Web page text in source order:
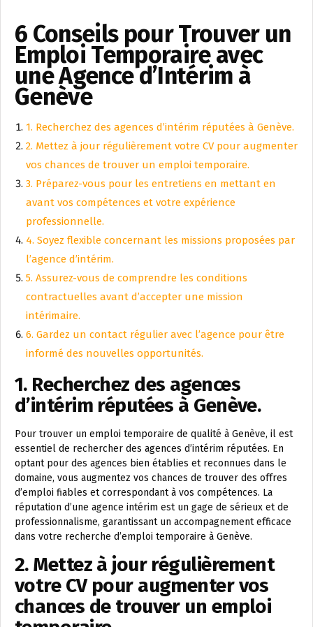
6 Conseils pour Trouver un
Emploi Temporaire avec
une Agence d’Intérim à
Genève
1. Recherchez des agences d’intérim réputées à Genève.
2. Mettez à jour régulièrement votre CV pour augmenter
vos chances de trouver un emploi temporaire.
3. Préparez-vous pour les entretiens en mettant en
avant vos compétences et votre expérience
professionnelle.
4. Soyez flexible concernant les missions proposées par
l’agence d’intérim.
5. Assurez-vous de comprendre les conditions
contractuelles avant d’accepter une mission
intérimaire.
6. Gardez un contact régulier avec l’agence pour être
informé des nouvelles opportunités.
1. Recherchez des agences
d’intérim réputées à Genève.
Pour trouver un emploi temporaire de qualité à Genève, il est
essentiel de rechercher des agences d’intérim réputées. En
optant pour des agences bien établies et reconnues dans le
domaine, vous augmentez vos chances de trouver des offres
d’emploi fiables et correspondant à vos compétences. La
réputation d’une agence intérim est un gage de sérieux et de
professionnalisme, garantissant un accompagnement efficace
dans votre recherche d’emploi temporaire à Genève.
2. Mettez à jour régulièrement
votre CV pour augmenter vos
chances de trouver un emploi